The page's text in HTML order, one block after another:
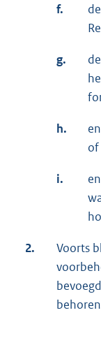
f.
g.
h.
of
i.
2.
Voorts